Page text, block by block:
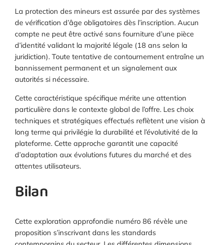
La protection des mineurs est assurée par des systèmes
de vérification d’âge obligatoires dès l’inscription. Aucun
compte ne peut être activé sans fourniture d’une pièce
d’identité validant la majorité légale (18 ans selon la
juridiction). Toute tentative de contournement entraîne un
bannissement permanent et un signalement aux
autorités si nécessaire.
Cette caractéristique spécifique mérite une attention
particulière dans le contexte global de l’offre. Les choix
techniques et stratégiques effectués reflètent une vision à
long terme qui privilégie la durabilité et l’évolutivité de la
plateforme. Cette approche garantit une capacité
d’adaptation aux évolutions futures du marché et des
attentes utilisateurs.
Bilan
Cette exploration approfondie numéro 86 révèle une
proposition s’inscrivant dans les standards